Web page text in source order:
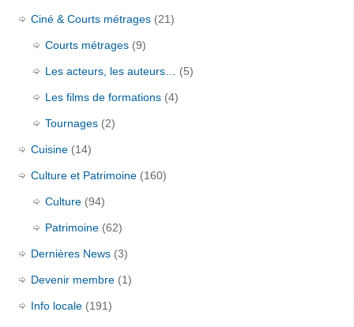
Ciné & Courts métrages (21)
Courts métrages (9)
Les acteurs, les auteurs… (5)
Les films de formations (4)
Tournages (2)
Cuisine (14)
Culture et Patrimoine (160)
Culture (94)
Patrimoine (62)
Dernières News (3)
Devenir membre (1)
Info locale (191)